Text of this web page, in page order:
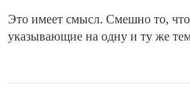
Это имеет смысл. Смешно то,
указывающие на одну и ту же